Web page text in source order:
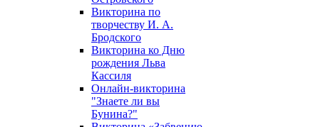
Викторина по
творчеству И. А.
Бродского
Викторина ко Дню
рождения Льва
Кассиля
Онлайн-викторина
"Знаете ли вы
Бунина?"